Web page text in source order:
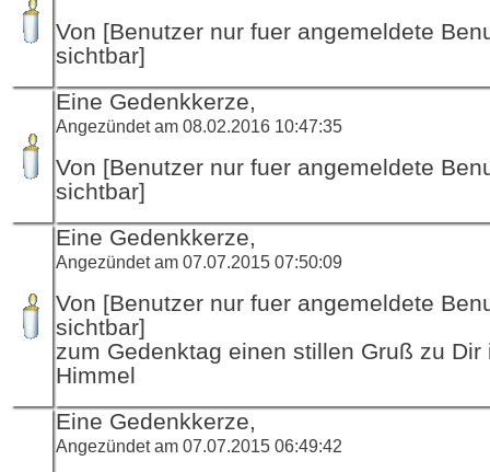
Von [Benutzer nur fuer angemeldete
sichtbar]
Eine Gedenkkerze,
Angezündet am 08.02.2016 10:47:35
Von [Benutzer nur fuer angemeldete
sichtbar]
Eine Gedenkkerze,
Angezündet am 07.07.2015 07:50:09
Von [Benutzer nur fuer angemeldete
sichtbar]
zum Gedenktag einen stillen Gruß zu Dir
Himmel
Eine Gedenkkerze,
Angezündet am 07.07.2015 06:49:42